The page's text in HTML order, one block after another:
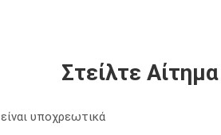
Στείλτε
είναι υποχρεωτικά